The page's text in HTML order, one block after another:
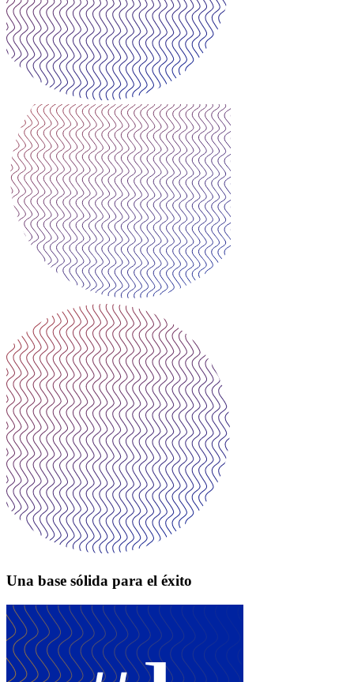
Una base sólida para el éxito